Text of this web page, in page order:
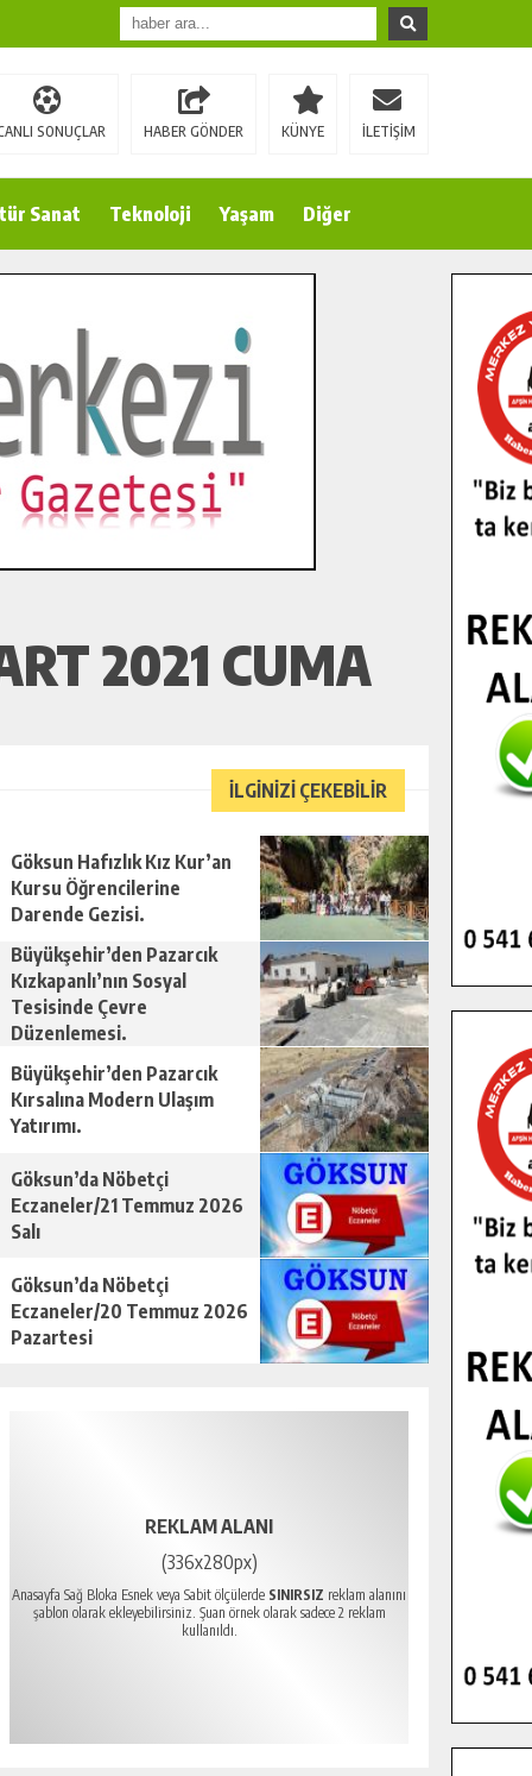
SONUÇLAR HABER GÖNDER KÜNYE İLETİŞİM
Sanat Teknoloji Yaşam Diğer
2021 CUMA
İLGİNİZİ ÇEKEBİLİR
Göksun Hafızlık Kız Kur’an
Kursu Öğrencilerine
Darende Gezisi.
Büyükşehir’den Pazarcık
Kızkapanlı’nın Sosyal
Tesisinde Çevre
Düzenlemesi.
Büyükşehir’den Pazarcık
Kırsalına Modern Ulaşım
Yatırımı.
Göksun’da Nöbetçi
Eczaneler/21 Temmuz 2026
Salı
Göksun’da Nöbetçi
Eczaneler/20 Temmuz 2026
Pazartesi
REKLAM ALANI
(336x280px)
Anasayfa Sağ Bloka Esnek veya Sabit ölçülerde SINIRSIZ reklam alanını
şablon olarak ekleyebilirsiniz. Şuan örnek olarak sadece 2 reklam
kullanıldı.